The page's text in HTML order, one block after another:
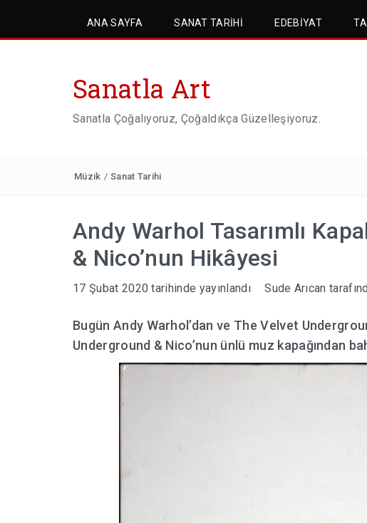
ANA SAYFA SANAT TARIHI EDEBIYAT
Sanatla Art
Sanatla Çoğalıyoruz, Çoğaldıkça Güzelleşiyoruz.
Müzik / Sanat Tarihi
Andy Warhol Tasarımlı
& Nico’nun Hikâyesi
17 Şubat 2020 tarihinde yayınlandı Sude Arıcan
Bugün Andy Warhol’dan ve The Velvet
Underground & Nico’nun ünlü muz kapağından